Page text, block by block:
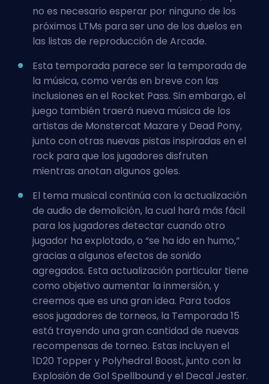
no es necesario esperar por ninguno de los
próximos LTMs para ser uno de los duelos en
las listas de reproducción de Arcade.
Esta temporada parece ser la temporada de
la música, como verás en breve con las
inclusiones en el Rocket Pass. Sin embargo, el
juego también traerá nueva música de los
artistas de Monstercat Mazare y Dead Pony,
junto con otras nuevas pistas inspiradas en el
rock para que los jugadores disfruten
mientras anotan algunos goles.
El tema musical continúa con la actualización
de audio de demolición, la cual hará más fácil
para los jugadores detectar cuando otro
jugador ha explotado, o “se ha ido en humo,”
gracias a algunos efectos de sonido
agregados. Esta actualización particular tiene
como objetivo aumentar la inmersión, y
creemos que es una gran idea. Para todos
esos jugadores de torneos, la Temporada 15
está trayendo una gran cantidad de nuevas
recompensas de torneo. Estas incluyen el
1D20 Topper y Polyhedral Boost, junto con la
Explosión de Gol Spellbound y el Decal Jester.